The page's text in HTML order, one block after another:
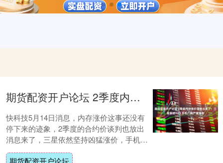
期货配资开户论坛 2季度内存涨价消息出来了：三星狠咬一口 手机厂商严重受伤
快科技5月14日消息，内存涨价这事还没有
停下来的迹象，2季度的合约价谈判也放出
消息来了，三星依然坚持凶猛涨价，手机厂
商这波还得严重受影响。 据集邦咨询